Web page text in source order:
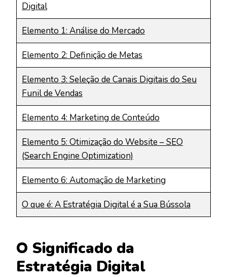
Digital
Elemento 1: Análise do Mercado
Elemento 2: Definição de Metas
Elemento 3: Seleção de Canais Digitais do Seu
Funil de Vendas
Elemento 4: Marketing de Conteúdo
Elemento 5: Otimização do Website – SEO
(Search Engine Optimization)
Elemento 6: Automação de Marketing
O que é: A Estratégia Digital é a Sua Bússola
O Significado da
Estratégia Digital